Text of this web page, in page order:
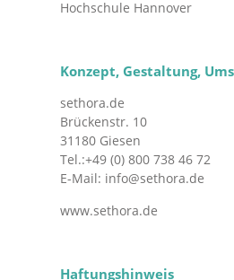
Hochschule Hannover
Konzept, Gestaltung,
sethora.de
Brückenstr. 10
31180 Giesen
Tel.:+49 (0) 800 738 46 72
E-Mail: info@sethora.de
www.sethora.de
Haftungshinweis